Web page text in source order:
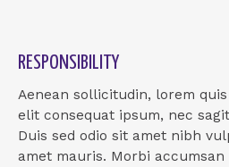
RESPONSIBILITY
Aenean sollicitudin, lorem
elit consequat ipsum, nec
Duis sed odio sit amet nibh
amet mauris. Morbi